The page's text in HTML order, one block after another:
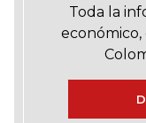
Toda la